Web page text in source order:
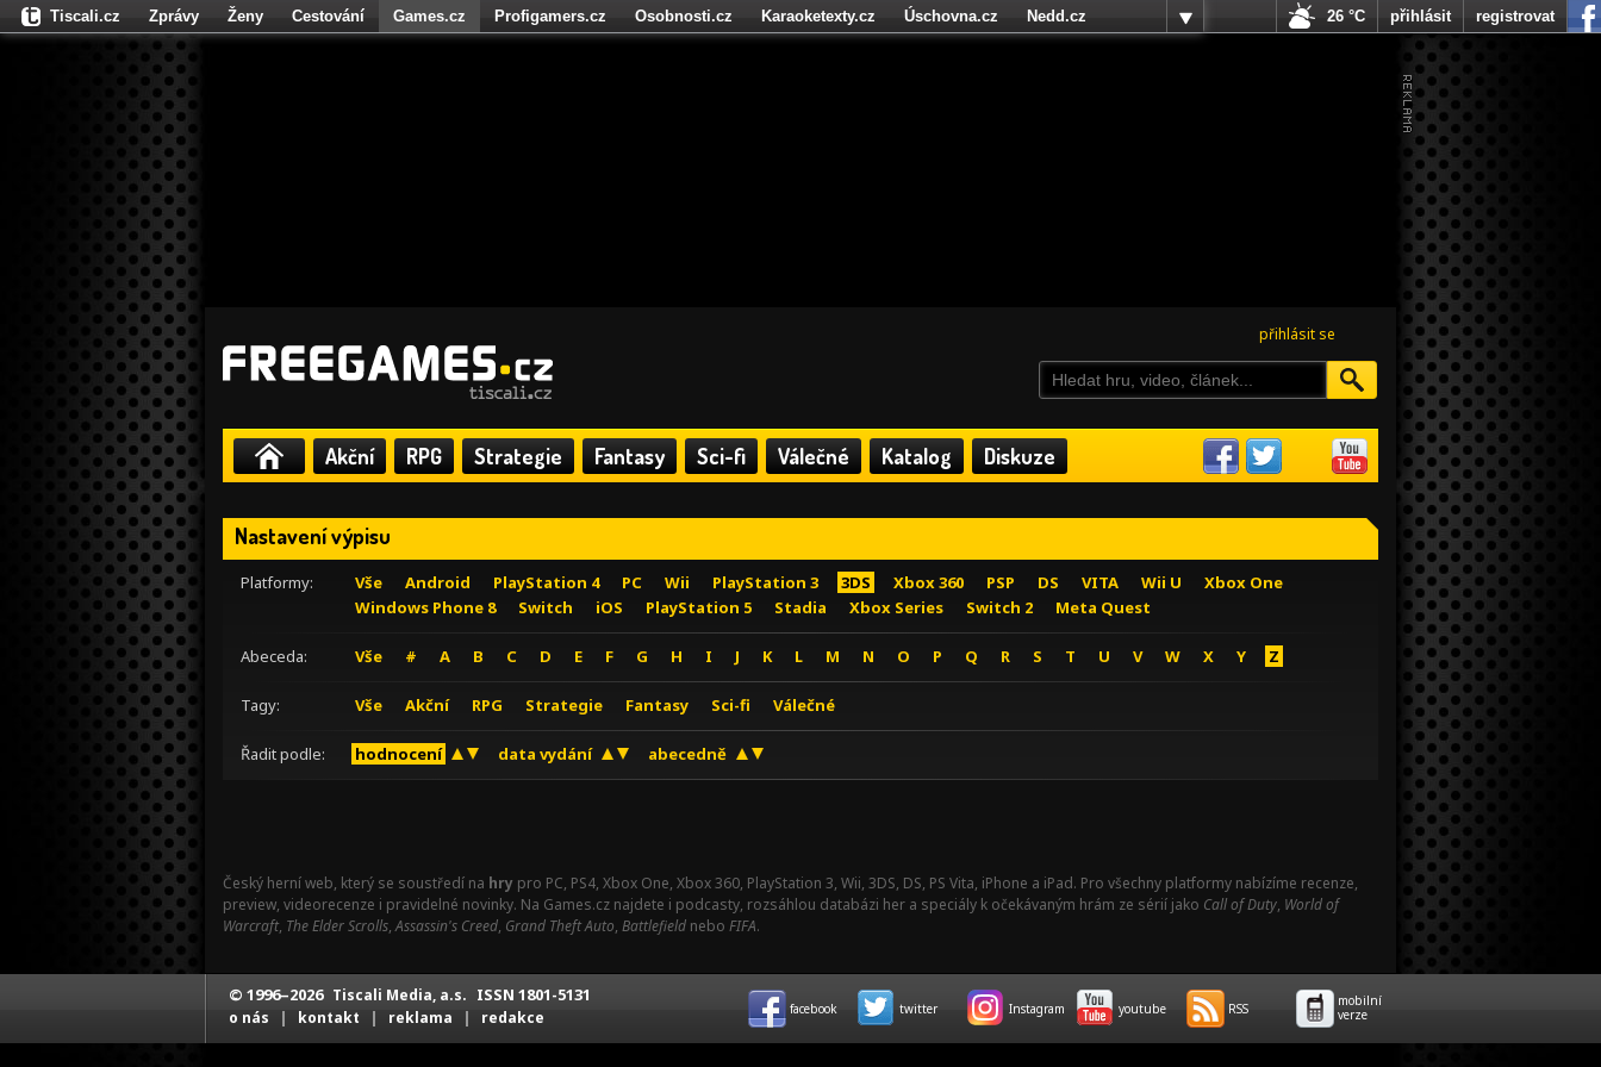
přihlásit se
Akční RPG Strategie Fantasy Sci-fi Válečné Katalog Diskuze
Nastavení výpisu
Platformy: Vše Android PlayStation 4 PC Wii PlayStation 3 3DS Xbox 360 PSP DS VITA Wii U
Xbox One
Windows Phone 8
Switch iOS PlayStation 5 Stadia Xbox Series Switch 2 Meta Quest
Abeceda: Vše # A B C D E F G H I J K L M N O P Q R S T U V W X Y Z
Tagy: Vše Akční RPG Strategie Fantasy Sci-fi Válečné
Řadit podle: hodnocení data vydání abecedně
Český herní web, který se soustředí na hry pro PC, PS4, Xbox One, Xbox 360, PlayStation 3, Wii, 3DS, DS, PS Vita, iPhone a iPad. Pro všechny platformy nabízíme recenze,
preview, videorecenze i pravidelné novinky. Na Games.cz najdete i podcasty, rozsáhlou databázi her a speciály k očekávaným hrám ze sérií jako Call of Duty, World of
Warcraft, The Elder Scrolls,Assassin's Creed, Grand Theft Auto, Battlefield nebo FIFA.
Tiscali.cz Zprávy Ženy Cestování Games.cz Profigamers.cz Osobnosti.cz Karaoketexty.cz Úschovna.cz
Nedd.cz
Fights.cz
26 °C přihlásit registrovat
© 1996–2026 Tiscali Media, a.s. ISSN 1801-5131
o nás | kontakt | reklama | redakce facebook twitter Instagram youtube RSS
mobilní
verze